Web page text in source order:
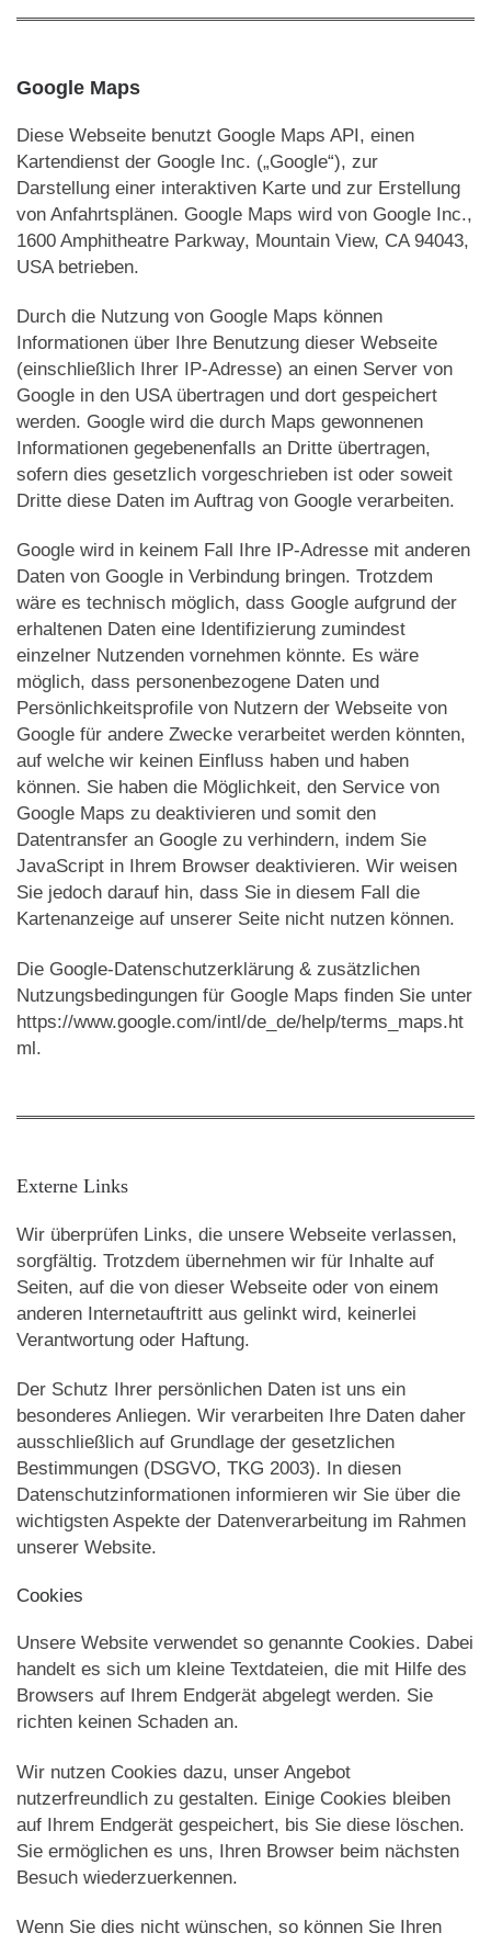
Google Maps
Diese Webseite benutzt Google Maps API, einen
Kartendienst der Google Inc. („Google“), zur
Darstellung einer interaktiven Karte und zur Erstellung
von Anfahrtsplänen. Google Maps wird von Google Inc.,
1600 Amphitheatre Parkway, Mountain View, CA 94043,
USA betrieben.
Durch die Nutzung von Google Maps können
Informationen über Ihre Benutzung dieser Webseite
(einschließlich Ihrer IP-Adresse) an einen Server von
Google in den USA übertragen und dort gespeichert
werden. Google wird die durch Maps gewonnenen
Informationen gegebenenfalls an Dritte übertragen,
sofern dies gesetzlich vorgeschrieben ist oder soweit
Dritte diese Daten im Auftrag von Google verarbeiten.
Google wird in keinem Fall Ihre IP-Adresse mit anderen
Daten von Google in Verbindung bringen. Trotzdem
wäre es technisch möglich, dass Google aufgrund der
erhaltenen Daten eine Identifizierung zumindest
einzelner Nutzenden vornehmen könnte. Es wäre
möglich, dass personenbezogene Daten und
Persönlichkeitsprofile von Nutzern der Webseite von
Google für andere Zwecke verarbeitet werden könnten,
auf welche wir keinen Einfluss haben und haben
können. Sie haben die Möglichkeit, den Service von
Google Maps zu deaktivieren und somit den
Datentransfer an Google zu verhindern, indem Sie
JavaScript in Ihrem Browser deaktivieren. Wir weisen
Sie jedoch darauf hin, dass Sie in diesem Fall die
Kartenanzeige auf unserer Seite nicht nutzen können.
Die Google-Datenschutzerklärung & zusätzlichen
Nutzungsbedingungen für Google Maps finden Sie unter
https://www.google.com/intl/de_de/help/terms_maps.ht
ml.
Externe Links
Wir überprüfen Links, die unsere Webseite verlassen,
sorgfältig. Trotzdem übernehmen wir für Inhalte auf
Seiten, auf die von dieser Webseite oder von einem
anderen Internetauftritt aus gelinkt wird, keinerlei
Verantwortung oder Haftung.
Der Schutz Ihrer persönlichen Daten ist uns ein
besonderes Anliegen. Wir verarbeiten Ihre Daten daher
ausschließlich auf Grundlage der gesetzlichen
Bestimmungen (DSGVO, TKG 2003). In diesen
Datenschutzinformationen informieren wir Sie über die
wichtigsten Aspekte der Datenverarbeitung im Rahmen
unserer Website.
Cookies
Unsere Website verwendet so genannte Cookies. Dabei
handelt es sich um kleine Textdateien, die mit Hilfe des
Browsers auf Ihrem Endgerät abgelegt werden. Sie
richten keinen Schaden an.
Wir nutzen Cookies dazu, unser Angebot
nutzerfreundlich zu gestalten. Einige Cookies bleiben
auf Ihrem Endgerät gespeichert, bis Sie diese löschen.
Sie ermöglichen es uns, Ihren Browser beim nächsten
Besuch wiederzuerkennen.
Wenn Sie dies nicht wünschen, so können Sie Ihren